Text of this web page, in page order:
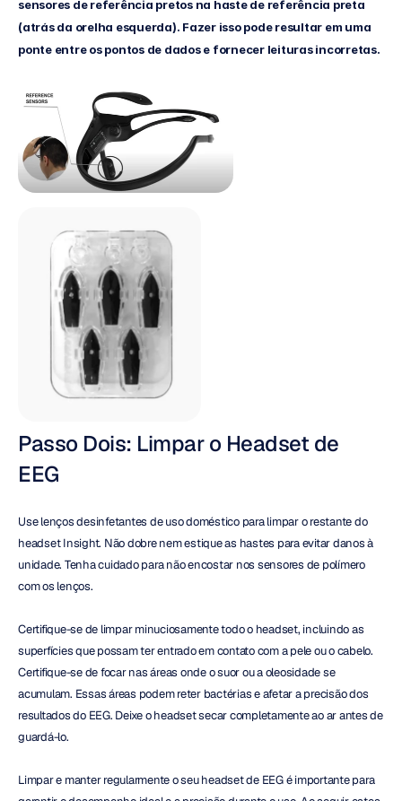
sensores de referência pretos na haste de referência preta
(atrás da orelha esquerda). Fazer isso pode resultar em uma
ponte entre os pontos de dados e fornecer leituras incorretas.
Passo Dois: Limpar o Headset de
EEG
Use lenços desinfetantes de uso doméstico para limpar o restante do
headset Insight. Não dobre nem estique as hastes para evitar danos à
unidade. Tenha cuidado para não encostar nos sensores de polímero
com os lenços.
Certifique-se de limpar minuciosamente todo o headset, incluindo as
superfícies que possam ter entrado em contato com a pele ou o cabelo.
Certifique-se de focar nas áreas onde o suor ou a oleosidade se
acumulam. Essas áreas podem reter bactérias e afetar a precisão dos
resultados do EEG. Deixe o headset secar completamente ao ar antes de
guardá-lo.
Limpar e manter regularmente o seu headset de EEG é importante para